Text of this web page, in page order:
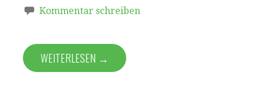
Kommentar schreiben
WEITERLESEN →